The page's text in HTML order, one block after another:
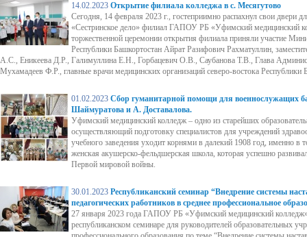
14.02.2023 Открытие филиала колледжа в с. Месягутово
Сегодня, 14 февраля 2023 г., гостеприимно распахнул свои двери
«Сестринское дело» филиал ГАПОУ РБ «Уфимский медицинский
торжественной церемонии открытия филиала приняли участие
Республики Башкортостан Айрат Разифович Рахматуллин,
А.С., Еникеева Д.Р., Галимуллина Е.Н., Горбацевич О.В., Саубанова Т.В., Глава
Мухамадеев Ф.Р., главные врачи медицинских организаций северо-востока Республики
01.02.2023 Сбор гуманитарной помощи для военнослужащих
Шаймуратова и А. Доставалова.
Уфимский медицинский колледж – одно из старейших
осуществляющий подготовку специалистов для учреждений
учебного заведения уходит корнями в далекий 1908 год, именно в
женская акушерско-фельдшерская школа, которая успешно
Первой мировой войны.
30.01.2023 Республиканский семинар “Внедрение системы
педагогических работников в среднее профессиональное
27 января 2023 года ГАПОУ РБ «Уфимский медицинский колледж»
республиканском семинаре для руководителей образовательных